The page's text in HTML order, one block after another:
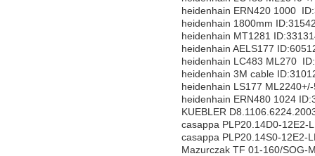
heidenhain ERN420 1000
heidenhain 1800mm
heidenhain MT1281
heidenhain AELS177
heidenhain LC483 ML270
heidenhain 3M cable
heidenhain LS177
heidenhain ERN480 1024
KUEBLER
casappa PLP20.14D0-12E2-
casappa PLP20.14S0-12E2-
Mazurczak TF 01-160/SOG-